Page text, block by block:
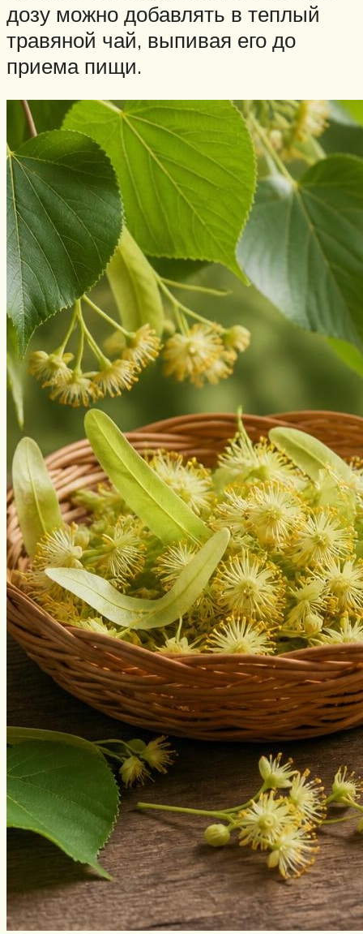
дозу можно добавлять в теплый
травяной чай, выпивая его до
приема пищи.